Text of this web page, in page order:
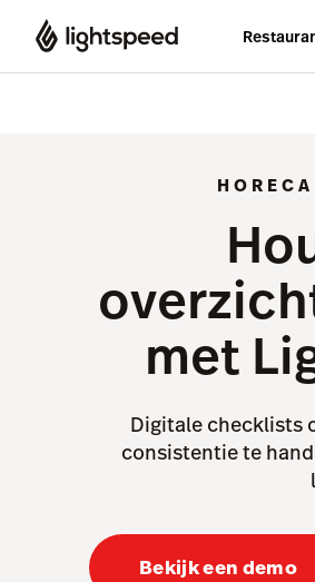
met
Digitale checklists
consistentie te
Bekijk een demo